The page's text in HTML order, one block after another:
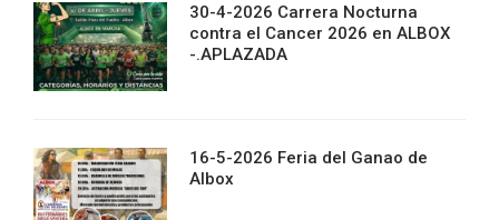
30-4-2026 Carrera Nocturna
contra el Cancer 2026 en ALBOX
-.APLAZADA
16-5-2026 Feria del Ganao de
Albox